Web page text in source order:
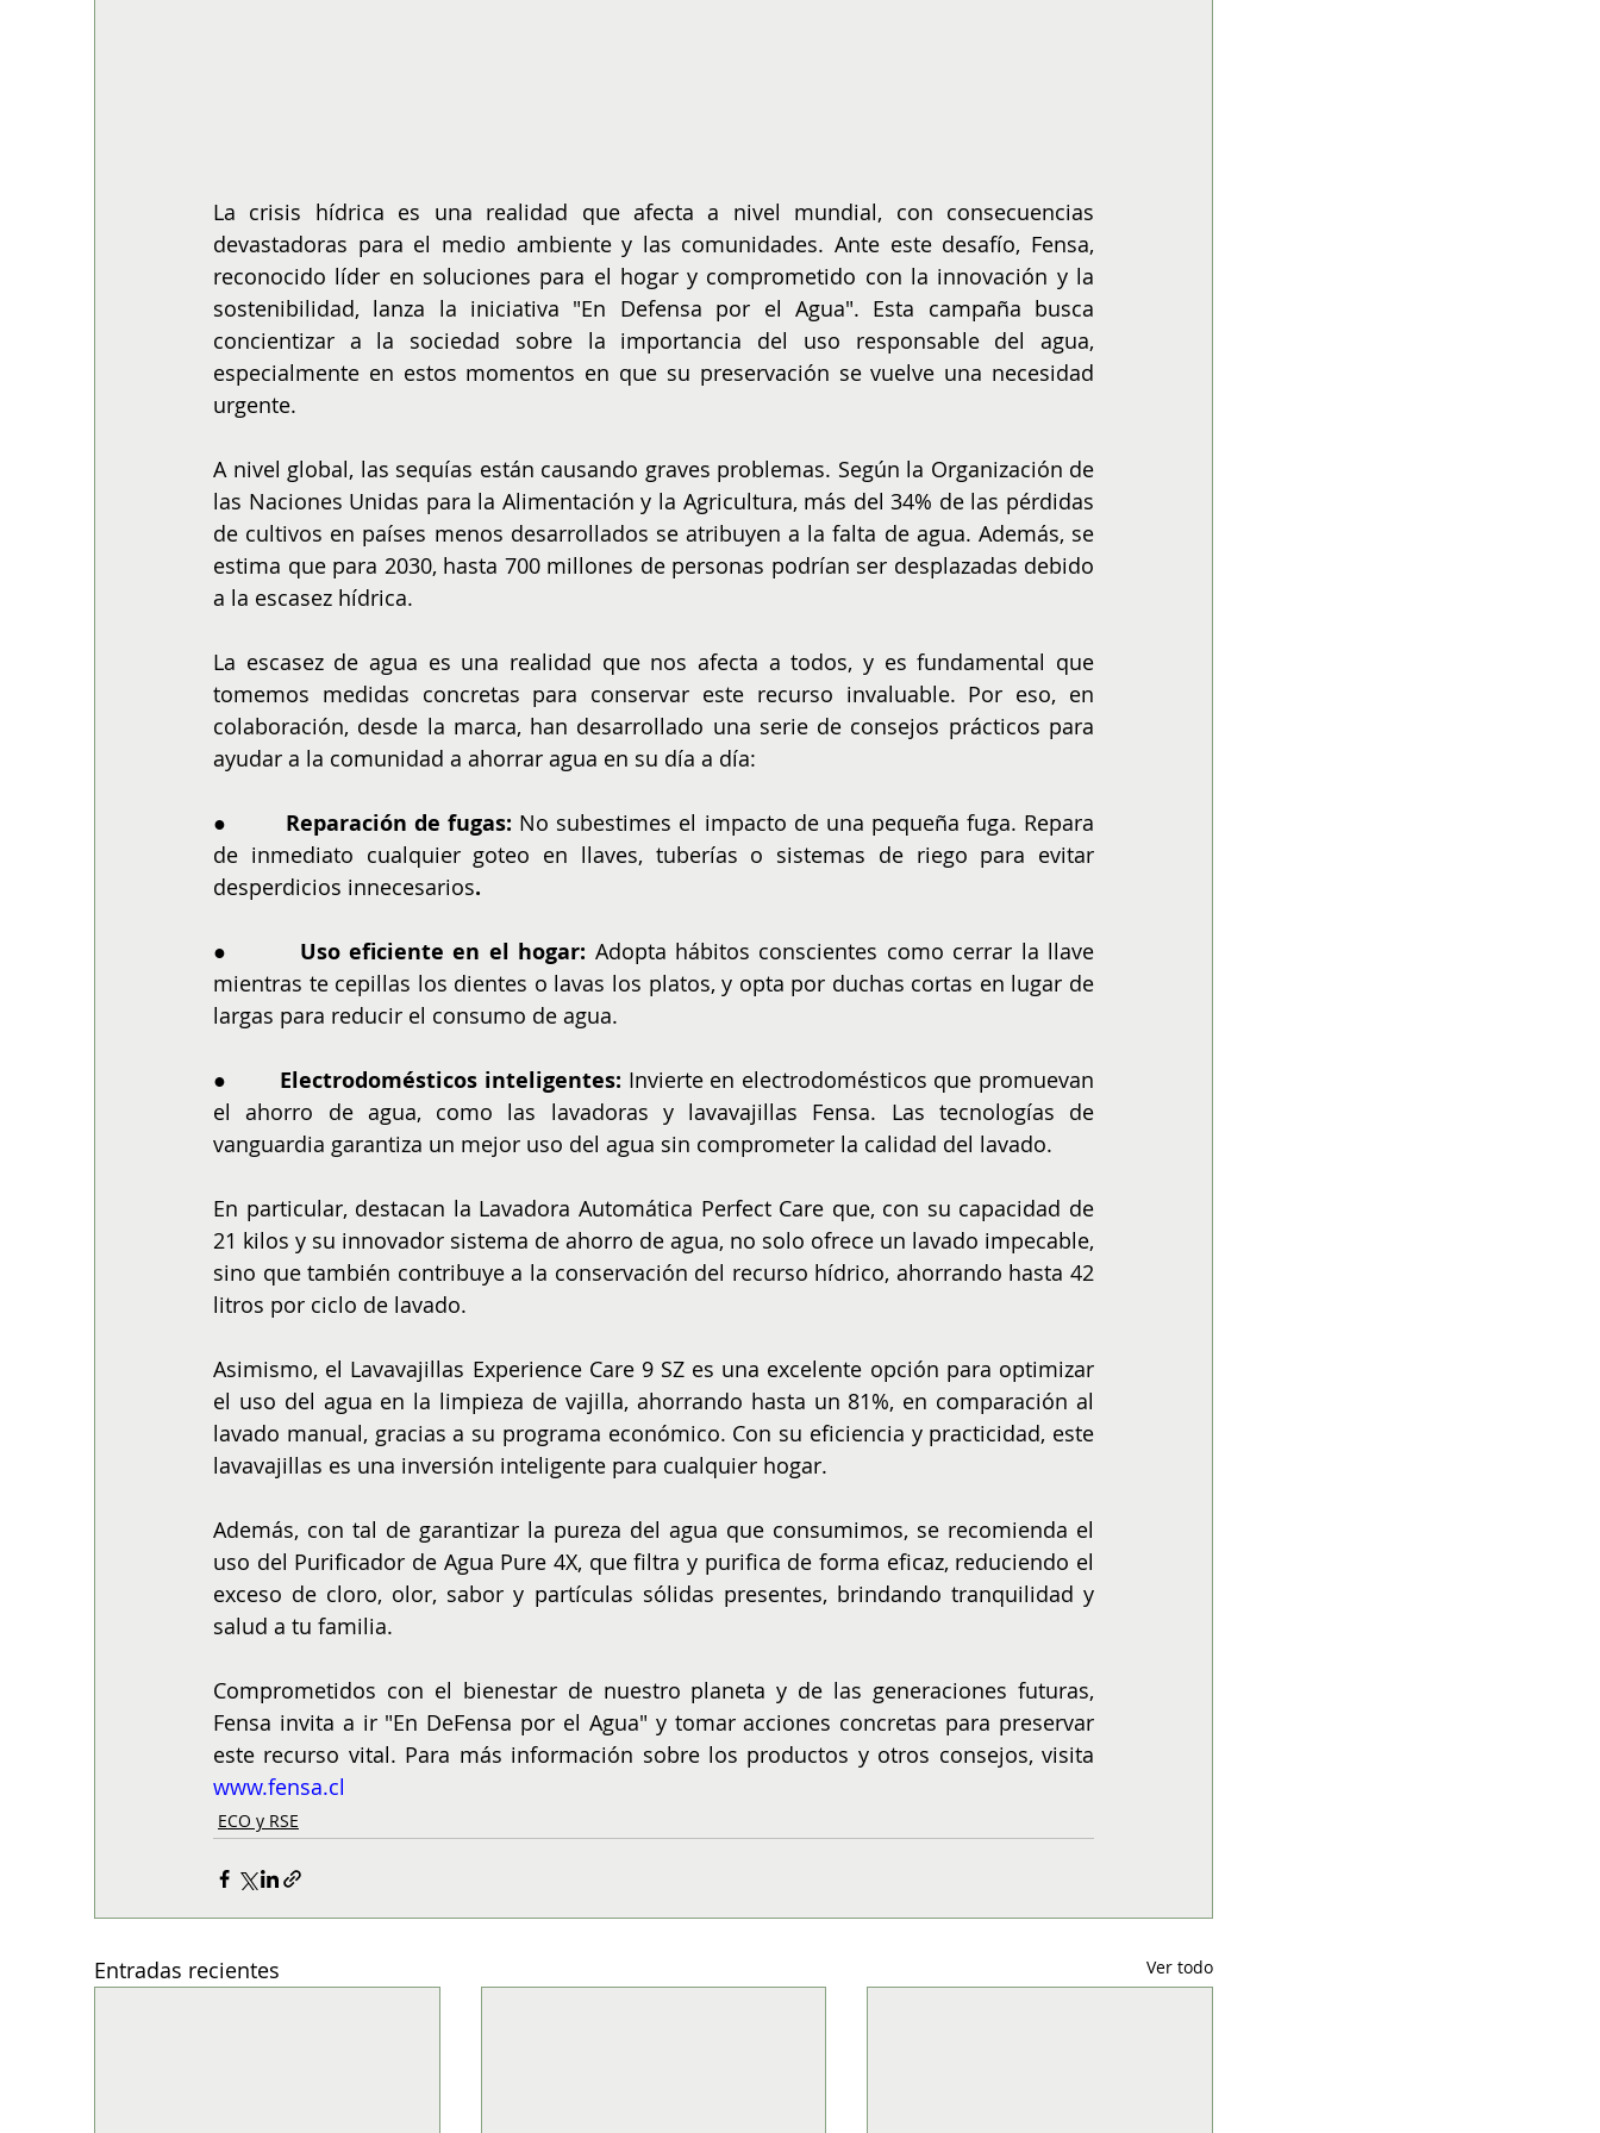
La crisis hídrica es una realidad que afecta a nivel mundial, con consecuencias
devastadoras para el medio ambiente y las comunidades. Ante este desafío, Fensa,
reconocido líder en soluciones para el hogar y comprometido con la innovación y la
sostenibilidad, lanza la iniciativa "En Defensa por el Agua". Esta campaña busca
concientizar a la sociedad sobre la importancia del uso responsable del agua,
especialmente en estos momentos en que su preservación se vuelve una necesidad
urgente.
A nivel global, las sequías están causando graves problemas. Según la Organización de
las Naciones Unidas para la Alimentación y la Agricultura, más del 34% de las pérdidas
de cultivos en países menos desarrollados se atribuyen a la falta de agua. Además, se
estima que para 2030, hasta 700 millones de personas podrían ser desplazadas debido
a la escasez hídrica.
La escasez de agua es una realidad que nos afecta a todos, y es fundamental que
tomemos medidas concretas para conservar este recurso invaluable. Por eso, en
colaboración, desde la marca, han desarrollado una serie de consejos prácticos para
ayudar a la comunidad a ahorrar agua en su día a día:
● Reparación de fugas: No subestimes el impacto de una pequeña fuga. Repara
de inmediato cualquier goteo en llaves, tuberías o sistemas de riego para evitar
desperdicios innecesarios.
● Uso eficiente en el hogar: Adopta hábitos conscientes como cerrar la llave
mientras te cepillas los dientes o lavas los platos, y opta por duchas cortas en lugar de
largas para reducir el consumo de agua.
● Electrodomésticos inteligentes: Invierte en electrodomésticos que promuevan
el ahorro de agua, como las lavadoras y lavavajillas Fensa. Las tecnologías de
vanguardia garantiza un mejor uso del agua sin comprometer la calidad del lavado.
En particular, destacan la Lavadora Automática Perfect Care que, con su capacidad de
21 kilos y su innovador sistema de ahorro de agua, no solo ofrece un lavado impecable,
sino que también contribuye a la conservación del recurso hídrico, ahorrando hasta 42
litros por ciclo de lavado.
Asimismo, el Lavavajillas Experience Care 9 SZ es una excelente opción para optimizar
el uso del agua en la limpieza de vajilla, ahorrando hasta un 81%, en comparación al
lavado manual, gracias a su programa económico. Con su eficiencia y practicidad, este
lavavajillas es una inversión inteligente para cualquier hogar.
Además, con tal de garantizar la pureza del agua que consumimos, se recomienda el
uso del Purificador de Agua Pure 4X, que filtra y purifica de forma eficaz, reduciendo el
exceso de cloro, olor, sabor y partículas sólidas presentes, brindando tranquilidad y
salud a tu familia.
Comprometidos con el bienestar de nuestro planeta y de las generaciones futuras,
Fensa invita a ir "En DeFensa por el Agua" y tomar acciones concretas para preservar
www.fensa.cl
ECO y RSE
Entradas recientes Ver todo